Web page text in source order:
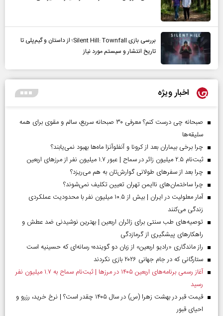
بررسی بازی Silent Hill: Townfall؛ از داستان و گیم‌پلی تا
تاریخ انتشار و سیستم مورد نیاز
اخبار ویژه
صبحانه چی درست کنم؟ معرفی ۳۰ صبحانه سریع، سالم و مقوی برای همه
سلیقه‌ها
چرا برخی بیماران بعد از کرونا و آنفلوآنزا ماه‌ها بهبود نمی‌یابند؟
ثبت‌نام ۲.۵ میلیون زائر در سماح | عبور ۱.۷ میلیون نفر از مرز‌های اربعین
چرا بعد از سفرهای طولانی گوارش‌تان به هم می‌ریزد؟
چرا ساختمان‌های ناایمن تهران تعیین تکلیف نمی‌شوند؟
آمار معلولیت در ایران | بیش از ۱۰.۵ میلیون نفر با محدودیت عملکردی
زندگی می‌کنند
توصیه‌های طب سنتی برای زائران اربعین | بهترین نوشیدنی ضد عطش و
راهکارهای پیشگیری از گرمازدگی
راز ماندگاری «رادیو اربعین» از زبان دو گوینده؛ رسانه‌ای که حسینیه است
ستارگانی که در جام جهانی ۲۰۲۶ بازی نکردند
آغاز رسمی برنامه‌های اربعین ۱۴۰۵ در مرز‌ها | ثبت‌نام سماح به ۱.۷ میلیون نفر
رسید
قیمت قبر در بهشت زهرا (س) در سال ۱۴۰۵ چقدر است؟ | نرخ خرید، رزرو و
احیای قبور